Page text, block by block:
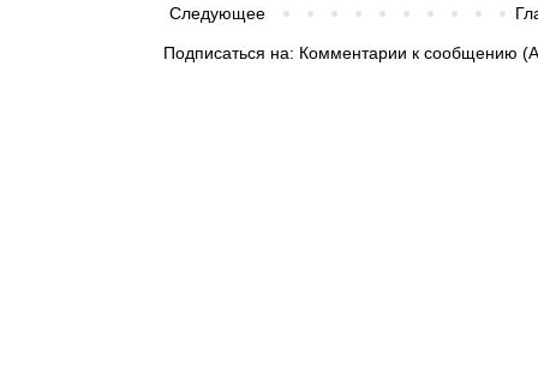
Следующее
Подписаться на: Комментарии к сообщению